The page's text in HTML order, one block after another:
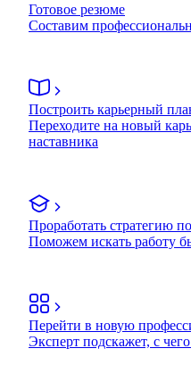
Готовое резюме
Составим
Построить карьерный
Переходите на новый
наставника
Проработать стратегию
Поможем искать работу
Перейти в новую
Эксперт подскажет, с